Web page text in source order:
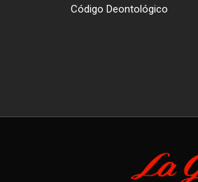
Código Deontológico